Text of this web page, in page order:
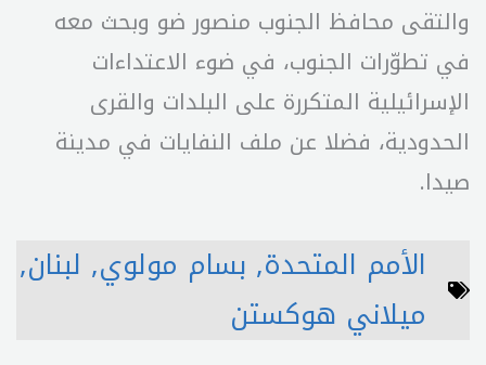
والتقى محافظ الجنوب منصور ضو وبحث معه
في تطوّرات الجنوب، في ضوء الاعتداءات
الإسرائيلية المتكررة على البلدات والقرى
الحدودية، فضلا عن ملف النفايات في مدينة
صيدا.
الأمم المتحدة, بسام مولوي, لبنان,
ميلاني هوكستن